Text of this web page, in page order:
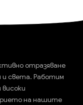
отразяване
и света. Работим
на нашите